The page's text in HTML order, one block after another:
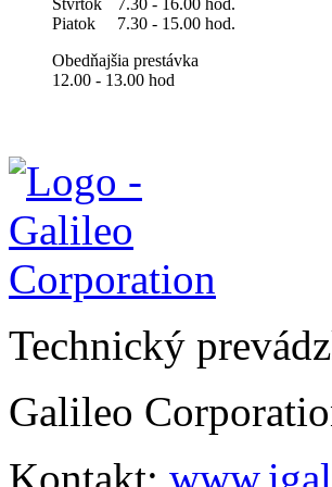
Piatok
7.30 - 15.00 hod.
Obedňajšia prestávka
12.00 - 13.00 hod
Technický
Galileo
Kontakt: